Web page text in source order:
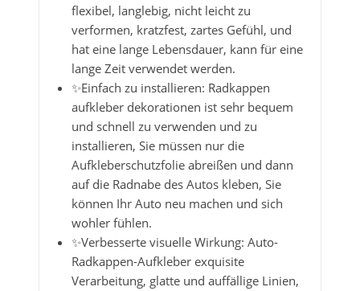
flexibel, langlebig, nicht leicht zu
verformen, kratzfest, zartes Gefühl, und
hat eine lange Lebensdauer, kann für eine
lange Zeit verwendet werden.
✨Einfach zu installieren: Radkappen
aufkleber dekorationen ist sehr bequem
und schnell zu verwenden und zu
installieren, Sie müssen nur die
Aufkleberschutzfolie abreißen und dann
auf die Radnabe des Autos kleben, Sie
können Ihr Auto neu machen und sich
wohler fühlen.
✨Verbesserte visuelle Wirkung: Auto-
Radkappen-Aufkleber exquisite
Verarbeitung, glatte und auffällige Linien,